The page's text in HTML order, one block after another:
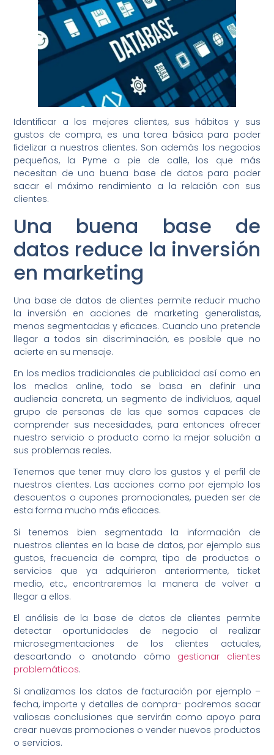
Identificar a los mejores clientes, sus hábitos y sus
gustos de compra, es una tarea básica para poder
fidelizar a nuestros clientes. Son además los negocios
pequeños, la Pyme a pie de calle, los que más
necesitan de una buena base de datos para poder
sacar el máximo rendimiento a la relación con sus
clientes.
Una buena base de
datos reduce la inversión
en marketing
Una base de datos de clientes permite reducir mucho
la inversión en acciones de marketing generalistas,
menos segmentadas y eficaces. Cuando uno pretende
llegar a todos sin discriminación, es posible que no
acierte en su mensaje.
En los medios tradicionales de publicidad así como en
los medios online, todo se basa en definir una
audiencia concreta, un segmento de individuos, aquel
grupo de personas de las que somos capaces de
comprender sus necesidades, para entonces ofrecer
nuestro servicio o producto como la mejor solución a
sus problemas reales.
Tenemos que tener muy claro los gustos y el perfil de
nuestros clientes. Las acciones como por ejemplo los
descuentos o cupones promocionales, pueden ser de
esta forma mucho más eficaces.
Si tenemos bien segmentada la información de
nuestros clientes en la base de datos, por ejemplo sus
gustos, frecuencia de compra, tipo de productos o
servicios que ya adquirieron anteriormente, ticket
medio, etc., encontraremos la manera de volver a
llegar a ellos.
El análisis de la base de datos de clientes permite
detectar oportunidades de negocio al realizar
microsegmentaciones de los clientes actuales,
descartando o anotando cómo gestionar clientes
problemáticos.
Si analizamos los datos de facturación por ejemplo –
fecha, importe y detalles de compra- podremos sacar
valiosas conclusiones que servirán como apoyo para
crear nuevas promociones o vender nuevos productos
o servicios.